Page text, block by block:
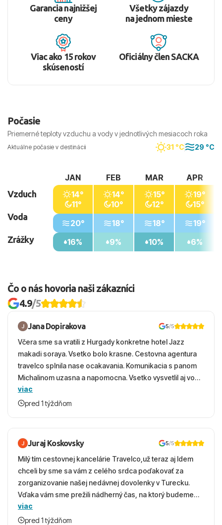
Garancia najnižšej
ceny
Všetky zájazdy
na jednom mieste
Viac ako 15 rokov
skúseností
Oficiálny člen SACKA
Počasie
Priemerné teploty vzduchu a vody v jednotlivých mesiacoch roka
Aktuálne počasie v destinácii 31 °C 29 °C
Vzduch
Voda
Zrážky
JAN
14°
11°
20°
16%
FEB
14°
10°
18°
9%
MAR
15°
12°
18°
10%
APR
19°
15°
19°
6%
Čo o nás hovoria naši zákazníci
4.9/5
Jana Dopirakova 5/5
Včera sme sa vratili z Hurgady konkretne hotel Jazz
makadi soraya. Vsetko bolo krasne. Cestovna agentura
travelco splnila nase ocakavania. Komunikacia s panom
Michalinom uzasna a napomocna. Vsetko vysvetlil aj vo
vecernych hodinach zaco sa ospravedlnujem. Hotel
krasny, cisty. Sluzby top. Strava, prostredie, more,
viac
pred 1 týždňom
Juraj Koskovsky 5/5
Milý tím cestovnej kancelárie Travelco,už teraz aj Idem
chceli by sme sa vám z celého srdca poďakovať za
zorganizovanie našej nedávnej dovolenky v Turecku.
Vďaka vám sme prežili nádherný čas, na ktorý budeme
ešte dlho s úsmevom spomínať. ​Všetko prebehlo
absolútne hladko – od prvotného výberu zájazdu, cez
viac
pred 1 týždňom